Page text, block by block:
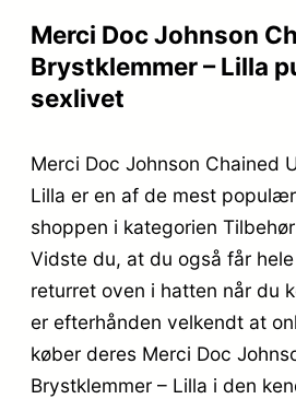
Merci Doc Johnson
Brystklemmer – Lilla
sexlivet
Merci Doc Johnson Chained
Lilla er en af de mest
shoppen i kategorien
Vidste du, at du også får
returret oven i hatten når du
er efterhånden velkendt at
køber deres Merci Doc
Brystklemmer – Lilla i den